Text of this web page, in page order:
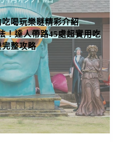
喝玩樂𣉢精彩介紹
！達人帶路45處超實用吃
整攻略